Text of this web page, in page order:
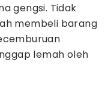
gengsi. Tidak
membeli barang
lemah oleh